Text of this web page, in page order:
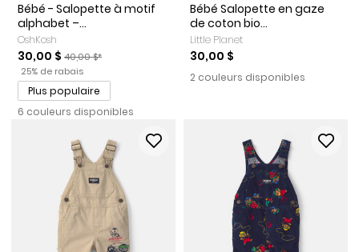
Bébé - Salopette à motif
alphabet –...
OshKosh
Prix de solde
30,00 $ Prix ​​de détail suggéré par le fabricant
40,00 $*
Pourcentage de rabais
25% de rabais
Plus populaire
6 couleurs disponibles
Bébé Salopette en gaze
de coton bio...
Little Planet
30,00 $
2 couleurs disponibles